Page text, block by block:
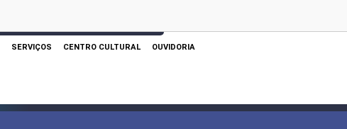
SERVIÇOS CENTRO CULTURAL OUVIDORIA